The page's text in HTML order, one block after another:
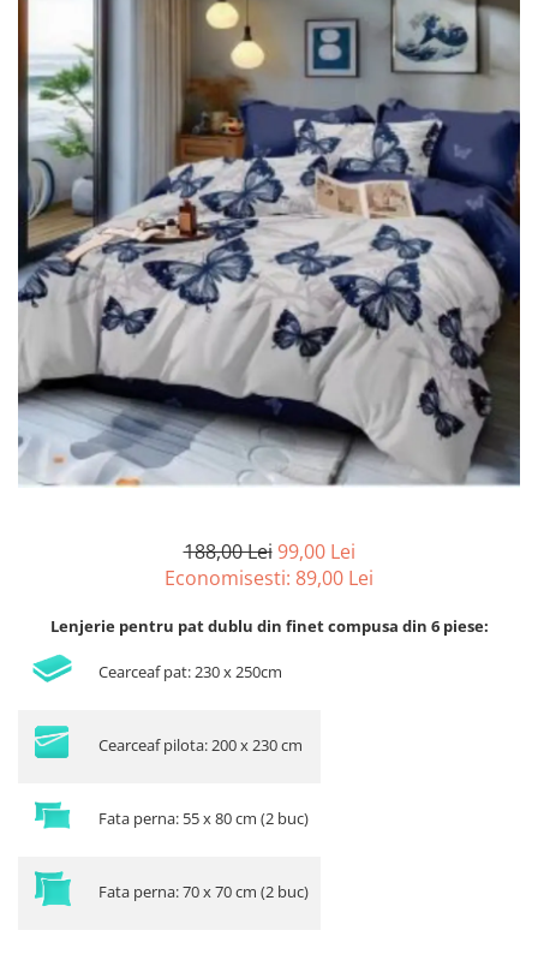
Lenjerii de pat Bumbac Poplin
Lenjerii de pat Catifea
Lenjerii de pat Damasc
Lenjerii de pat Finet + 2 Draperii
Lenjerii de pat Finet cu PLIURI
Lenjerii de pat finet Home
Lenjerii de pat Saten 4 piese cu
elastic
188,00 Lei 99,00 Lei
Economisesti: 89,00 Lei
Lenjerie pentru pat dublu din finet compusa din 6 piese:
Cearceaf pat: 230 x 250cm
Cearceaf pilota: 200 x 230 cm
Fata perna: 55 x 80 cm (2 buc)
Fata perna: 70 x 70 cm (2 buc)